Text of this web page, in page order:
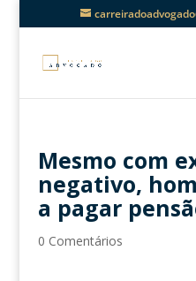
Mesmo com
negativo,
a pagar
0 Comentários